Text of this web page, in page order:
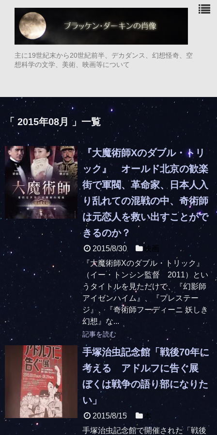
主に19世紀末から20世紀前半、デカダンス、幻想怪奇、空
想科学の文学、美術、映画等について
「 2015年08月 」一覧
『大魔術師Xのダブル・トリ
ック』 オールド北京の歓楽
街で軍閥、革命家、日本人入
り乱れての混戦の中、奇術師
は元恋人を救い出すことがで
きるのか？
2015/8/30
映画
『大魔術師Xのダブル・トリック』
（イー・トンシン監督 2011）とい
うタイトルを見ただけで、『幻影師
アイゼンハイム』、『プレステー
ジ』、『奇術師フーディーニ 妖しき
幻想』な...
記事を読む
手塚治虫記念館「戦後70年に
考える アドルフに告ぐ展
ぼくは戦争の語り部になりた
い」
2015/8/15
本
手塚治虫記念館で開催された「戦後